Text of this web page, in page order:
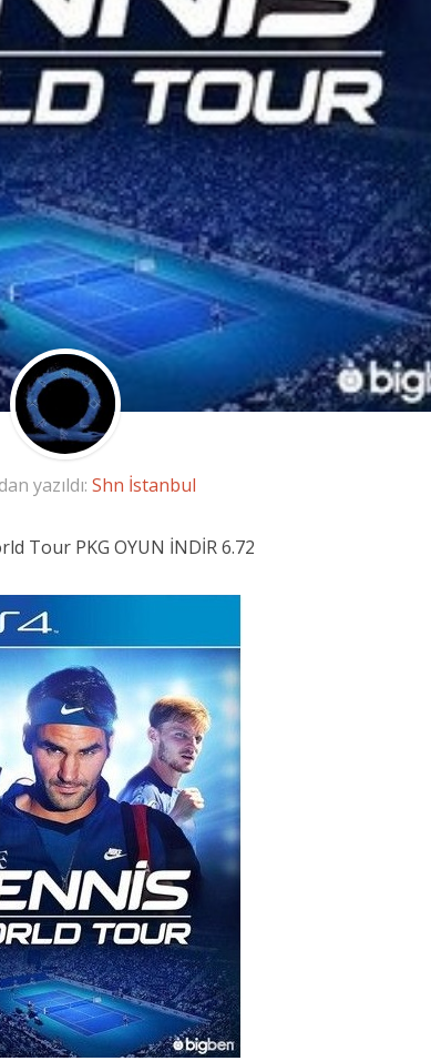
yazıldı: Shn İstanbul
Tour PKG OYUN İNDİR 6.72